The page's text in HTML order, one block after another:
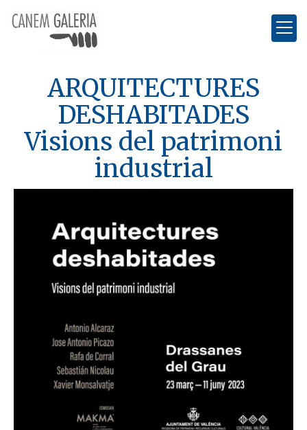
ARQUITECTURES
DESHABITADES
Visions del patrimoni
industrial